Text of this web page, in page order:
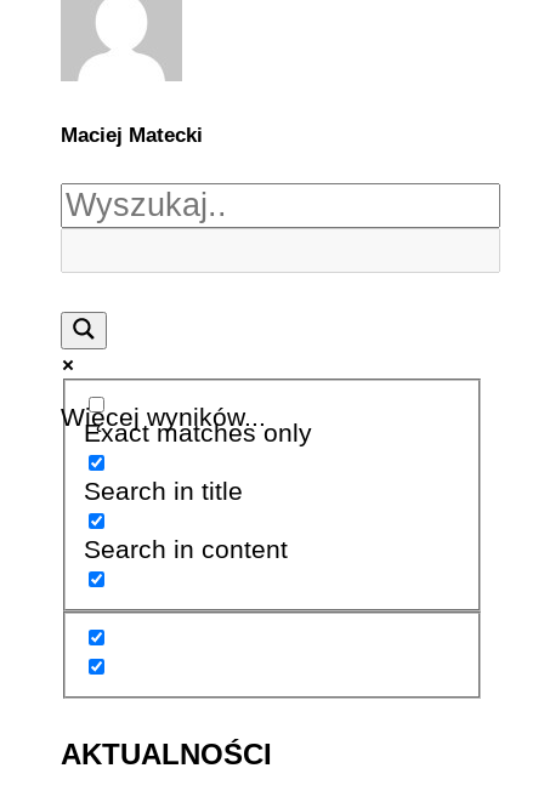
Maciej Matecki
Więcej wyników...
Exact matches only
Search in title
Search in content
AKTUALNOŚCI